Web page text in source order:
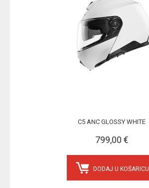
C5 ANC GLOSSY WHITE
799,00 €
DODAJ U KOŠARICU